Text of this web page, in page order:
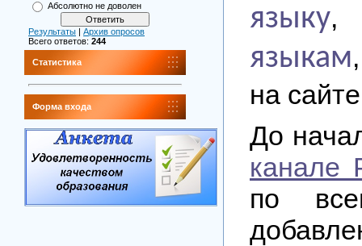
Абсолютно не доволен
Результаты
Архив опросов
Всего ответов: 244
Статистика
Форма входа
языку
языкам
на
До
канале
по